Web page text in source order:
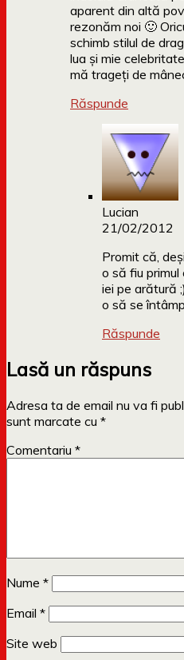
aparent din altă
rezonăm noi 🙂
schimb stilul de
lua și mie
mă trageți de
Răspunde
Lucian
21/02/2012
Promit că,
o să fiu
iei pe arătură
o să se
Răspunde
Lasă un răspuns
Adresa ta de email nu va fi
sunt marcate cu *
Comentariu *
Nume *
Email *
Site web